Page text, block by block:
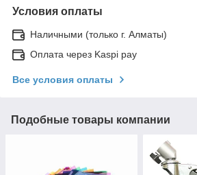
Условия оплаты
Наличными (только г. Алматы)
Оплата через Kaspi pay
Все условия оплаты
Подобные товары компании